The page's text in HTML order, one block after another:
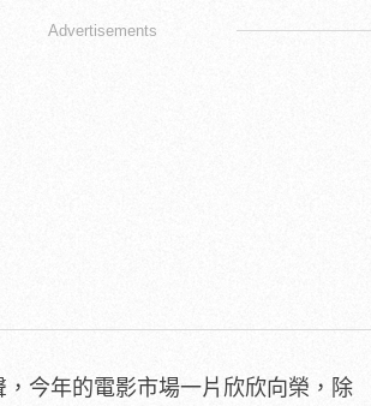
Advertisements
，今年的電影市場一片欣欣向榮，除